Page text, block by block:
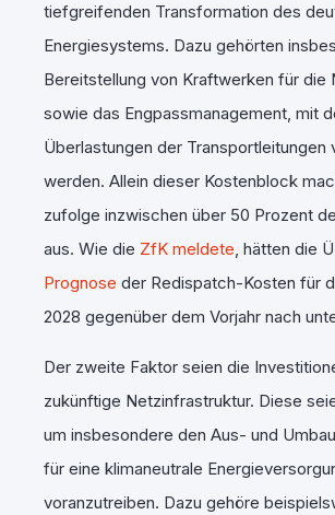
tiefgreifenden Transformation des
Energiesystems. Dazu gehörten
Bereitstellung von Kraftwerken für die
sowie das Engpassmanagement, mit
Überlastungen der Transportleitungen
werden. Allein dieser Kostenblock
zufolge inzwischen über 50 Prozent
aus. Wie die ZfK meldete, hätten die
Prognose der Redispatch-Kosten für
2028 gegenüber dem Vorjahr nach
Der zweite Faktor seien die
zukünftige Netzinfrastruktur. Diese
um insbesondere den Aus- und
für eine klimaneutrale
voranzutreiben. Dazu gehöre